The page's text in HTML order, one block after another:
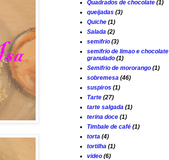
Quadrados de chocolate (1)
queijadas (3)
Quiche (1)
Salada (2)
semifrio (3)
semifrio de limao e chocolate
granulado (1)
Semifrio de mororango (1)
sobremesa (46)
suspiros (1)
Tarte (27)
tarte salgada (1)
terina doce (1)
Timbale de café (1)
torta (4)
tortilha (1)
video (6)